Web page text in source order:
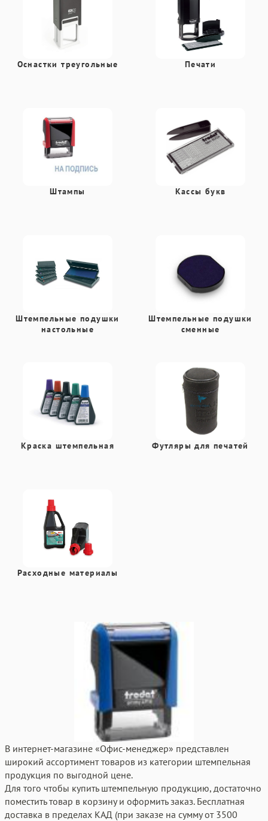
Оснастки треугольные Печати
Штампы Кассы букв
Штемпельные подушки
настольные
Штемпельные подушки
сменные
Краска штемпельная Футляры для печатей
Расходные материалы
В интернет-магазине «Офис-менеджер» представлен
широкий ассортимент товаров из категории штемпельная
продукция по выгодной цене.
Для того чтобы купить штемпельную продукцию, достаточно
поместить товар в корзину и оформить заказ. Бесплатная
доставка в пределах КАД (при заказе на сумму от 3500